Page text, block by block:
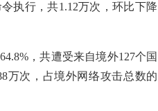
执行，共1.12万次，环比下降
，共遭受来自境外127个国
万次，占境外网络攻击总数的